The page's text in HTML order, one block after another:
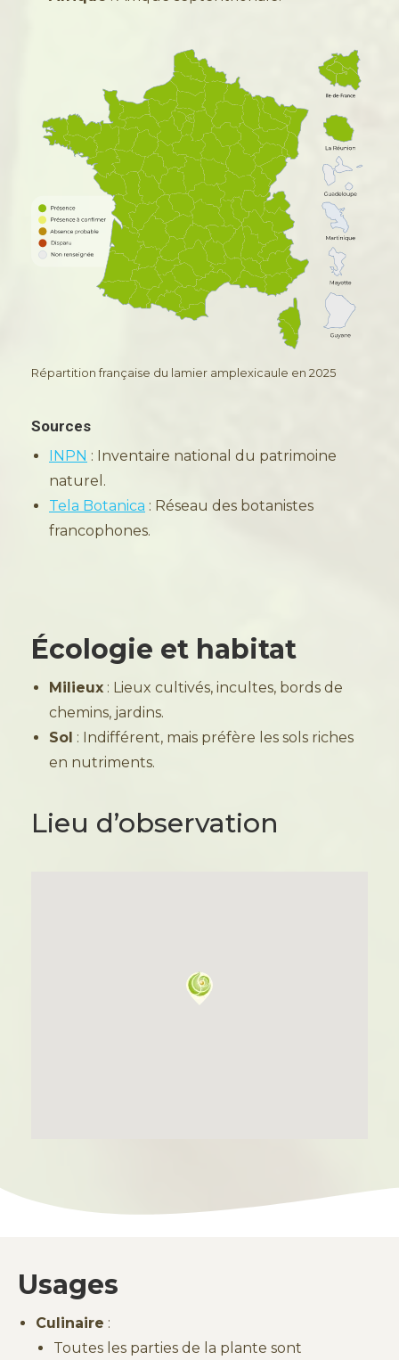
Répartition française du lamier amplexicaule en 2025
Sources
INPN : Inventaire national du patrimoine
naturel.
Tela Botanica : Réseau des botanistes
francophones.
Écologie et habitat
Milieux : Lieux cultivés, incultes, bords de
chemins, jardins.
Sol : Indifférent, mais préfère les sols riches
en nutriments.
Lieu d’observation
Usages
Culinaire :
Toutes les parties de la plante sont